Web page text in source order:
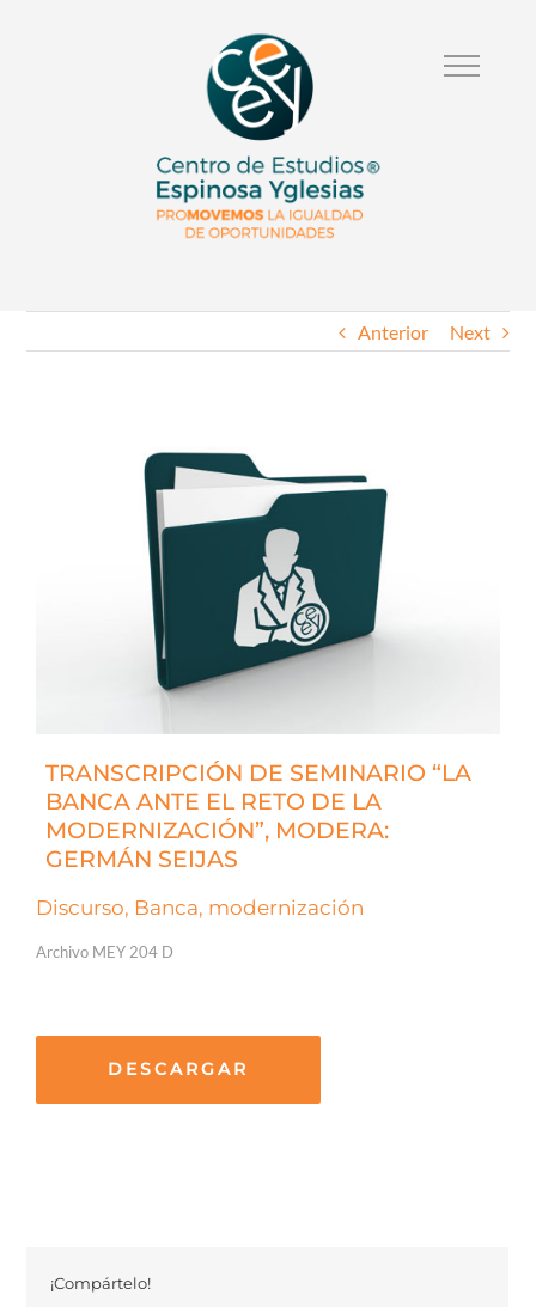
Anterior Next
TRANSCRIPCIÓN DE SEMINARIO “LA
BANCA ANTE EL RETO DE LA
MODERNIZACIÓN”, MODERA:
GERMÁN SEIJAS
Discurso, Banca, modernización
Archivo MEY 204 D
DESCARGAR
¡Compártelo!